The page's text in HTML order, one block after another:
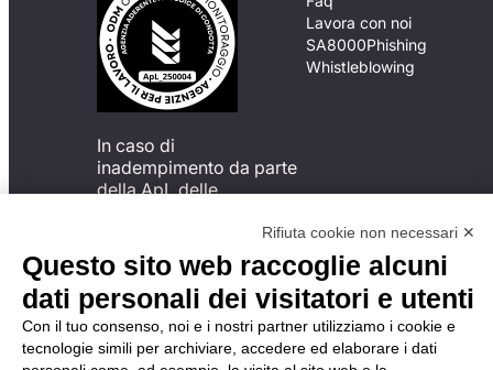
In caso di
inadempimento da parte
della ApL delle
del Codice di Condotta, è
possibile presentare un
reclamo
all’Organismo di
Monitoraggio utilizzando
una delle modalità
descritte al seguente
Lavora con noi
SA8000Phishing
Whistleblowing
Rifiuta cookie non necessari ✕
Questo sito web raccoglie alcuni
dati personali dei visitatori e utenti
Con il tuo consenso, noi e i nostri partner utilizziamo i cookie e
tecnologie simili per archiviare, accedere ed elaborare i dati